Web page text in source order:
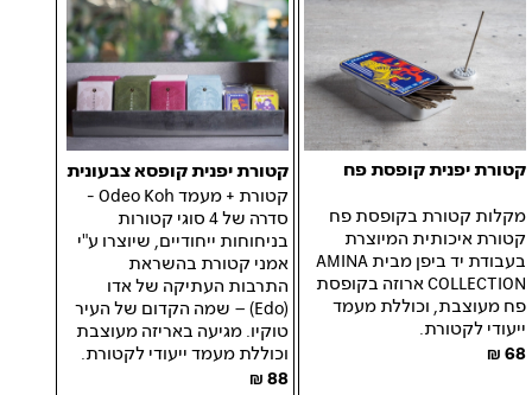
קטורת יפנית קופסת פח
68
מקלות קטורת בקופסת פח
קטורת איכותית המיוצרת
בעבודת יד ביפן מבית AMINA
COLLECTIONארוזה בקופסת
פח מעוצבת, וכוללת מעמד
ייעודי לקטורת.
קטורת יפנית קופסא צבעונית
88
קטורת + מעמד Odeo Koh -
סדרה של4 סוגי קטורות
בניחוחות ייחודיים, שיוצרו ע"י
אמני קטורת בהשראת
התרבות העתיקה של אדו
(
Edo)
– שמה הקדום של העיר
טוקיו. מגיעה באריזה מעוצבת
וכוללת מעמד ייעודי לקטורת.